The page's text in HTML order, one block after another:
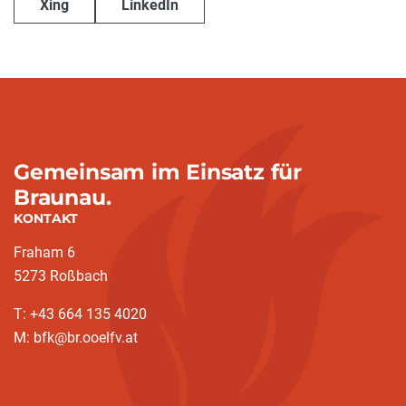
Xing LinkedIn
Gemeinsam im Einsatz für
Braunau.
KONTAKT
Fraham 6
5273 Roßbach
T: +43 664 135 4020
M: bfk@br.ooelfv.at